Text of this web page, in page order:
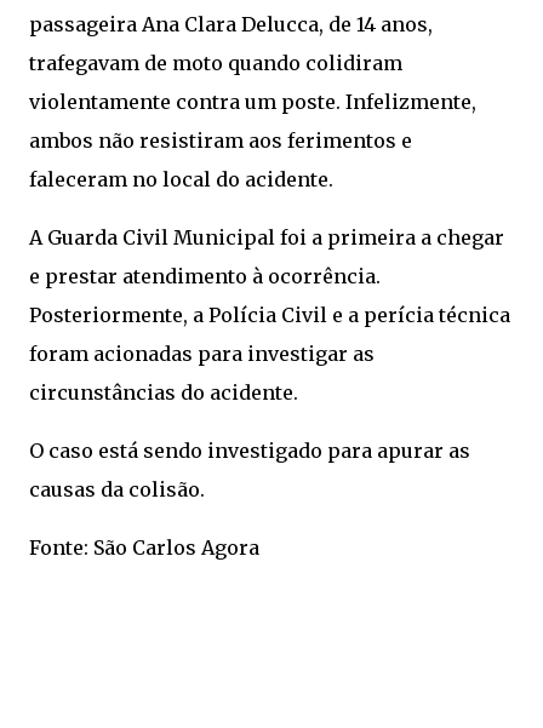
passageira Ana Clara Delucca, de 14 anos,
trafegavam de moto quando colidiram
violentamente contra um poste. Infelizmente,
ambos não resistiram aos ferimentos e
faleceram no local do acidente.
A Guarda Civil Municipal foi a primeira a chegar
e prestar atendimento à ocorrência.
Posteriormente, a Polícia Civil e a perícia técnica
foram acionadas para investigar as
circunstâncias do acidente.
O caso está sendo investigado para apurar as
causas da colisão.
Fonte: São Carlos Agora